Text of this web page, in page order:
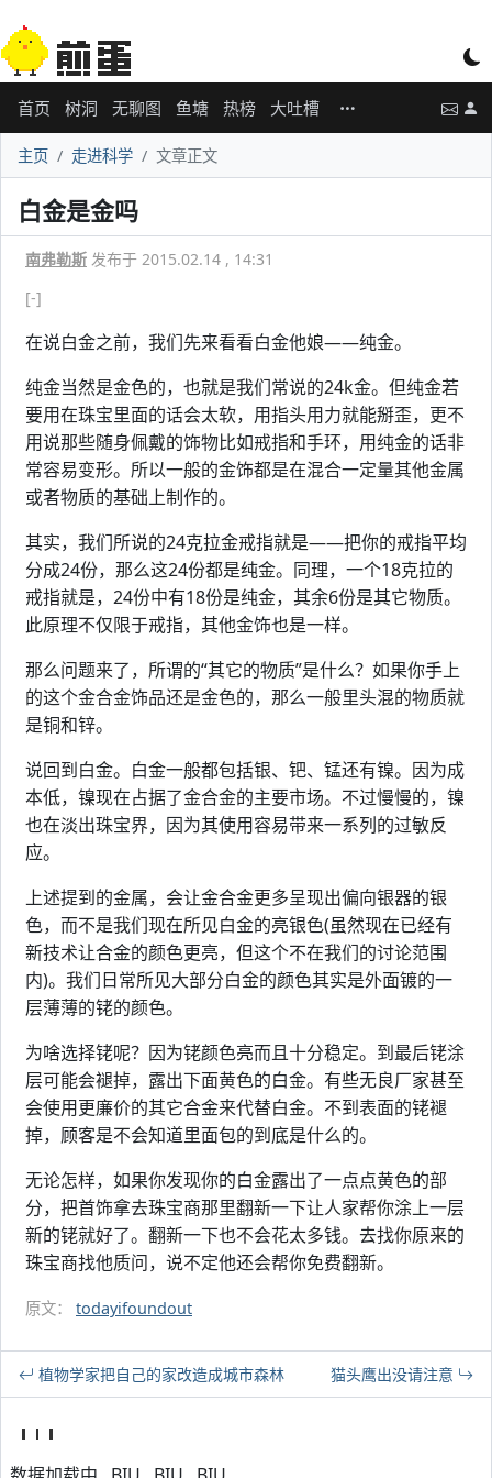
首页 树洞 无聊图 鱼塘 热榜 大吐槽
主页 走进科学 文章正文
白金是金吗
南弗勒斯 发布于 2015.02.14 , 14:31
[-]
在说白金之前，我们先来看看白金他娘——纯金。
纯金当然是金色的，也就是我们常说的24k金。但纯金若
要用在珠宝里面的话会太软，用指头用力就能掰歪，更不
用说那些随身佩戴的饰物比如戒指和手环，用纯金的话非
常容易变形。所以一般的金饰都是在混合一定量其他金属
或者物质的基础上制作的。
其实，我们所说的24克拉金戒指就是——把你的戒指平均
分成24份，那么这24份都是纯金。同理，一个18克拉的
戒指就是，24份中有18份是纯金，其余6份是其它物质。
此原理不仅限于戒指，其他金饰也是一样。
那么问题来了，所谓的“其它的物质”是什么？如果你手上
的这个金合金饰品还是金色的，那么一般里头混的物质就
是铜和锌。
说回到白金。白金一般都包括银、钯、锰还有镍。因为成
本低，镍现在占据了金合金的主要市场。不过慢慢的，镍
也在淡出珠宝界，因为其使用容易带来一系列的过敏反
应。
上述提到的金属，会让金合金更多呈现出偏向银器的银
色，而不是我们现在所见白金的亮银色(虽然现在已经有
新技术让合金的颜色更亮，但这个不在我们的讨论范围
内)。我们日常所见大部分白金的颜色其实是外面镀的一
层薄薄的铑的颜色。
为啥选择铑呢？因为铑颜色亮而且十分稳定。到最后铑涂
层可能会褪掉，露出下面黄色的白金。有些无良厂家甚至
会使用更廉价的其它合金来代替白金。不到表面的铑褪
掉，顾客是不会知道里面包的到底是什么的。
无论怎样，如果你发现你的白金露出了一点点黄色的部
分，把首饰拿去珠宝商那里翻新一下让人家帮你涂上一层
新的铑就好了。翻新一下也不会花太多钱。去找你原来的
珠宝商找他质问，说不定他还会帮你免费翻新。
原文： todayifoundout
植物学家把自己的家改造成城市森林 猫头鹰出没请注意